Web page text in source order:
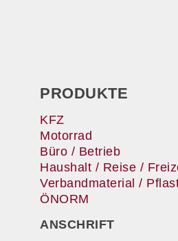
PRODUKTE
KFZ
Motorrad
Büro / Betrieb
Haushalt / Reise /
Verbandmaterial /
ÖNORM
ANSCHRIFT